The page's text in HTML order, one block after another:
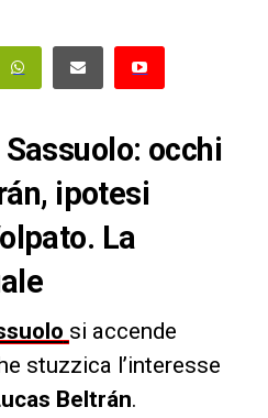
occhi
ipotesi
La
si accende
stuzzica l’interesse
Beltrán.